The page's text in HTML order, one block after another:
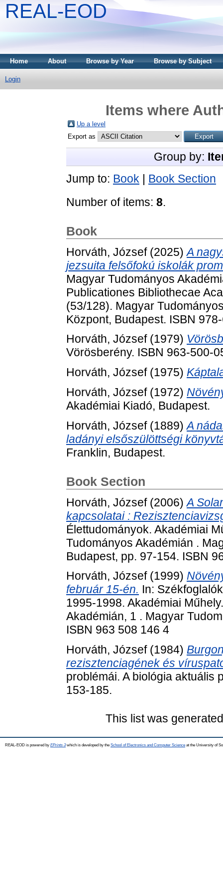
REAL-EOD
Home About Browse by Year Browse by Subject
Login
Items where
Up a level
Export as
Group by:
Jump to: Book | Book Section
Number of items: 8.
Book
Horváth, József(2025)A
jezsuita felsőfokú iskolák
Magyar Tudományos
Publicationes Bibliothecae
(53/128). Magyar
Központ, Budapest. ISBN
Horváth, József(1979)
Vörösberény. ISBN 963-500-
Horváth, József(1975)
Horváth, József(1972)
Akadémiai Kiadó, Budapest.
Horváth, József(1889)A
ladányi elsőszülöttségi
Franklin, Budapest.
Book Section
Horváth, József(2006)A
kapcsolatai :
Élettudományok. Akadémiai
Tudományos Akadémián .
Budapest, pp. 97-154. ISBN
Horváth, József(1999)
február 15-én. In:
1995-1998. Akadémiai
Akadémián, 1 . Magyar
ISBN 963 508 146 4
Horváth, József(1984)
rezisztenciagének és
problémái. A biológia aktuális
153-185.
This list was
REAL-EOD is powered by EPrints 3which is developed by the School of Electronics and Computer Science at the University of